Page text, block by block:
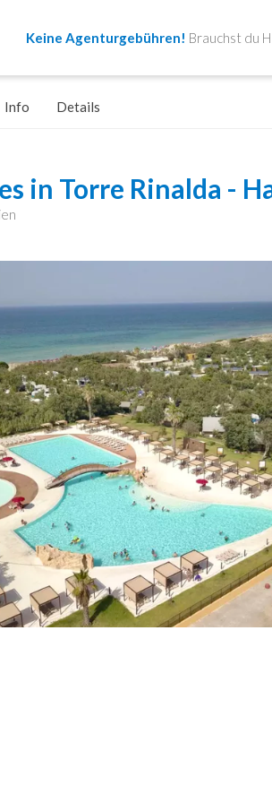
Keine Agenturgebühren! Brauchst du
Info Details
in Torre Rinalda -